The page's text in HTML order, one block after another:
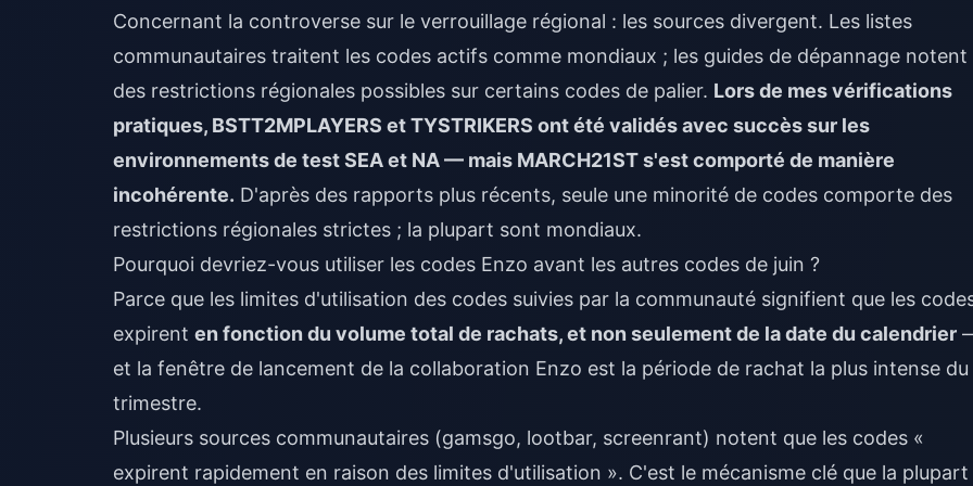
Concernant la controverse sur le verrouillage régional : les sources divergent. Les listes
communautaires traitent les codes actifs comme mondiaux ; les guides de dépannage notent
des restrictions régionales possibles sur certains codes de palier. Lors de mes vérifications
pratiques, BSTT2MPLAYERS et TYSTRIKERS ont été validés avec succès sur les
environnements de test SEA et NA — mais MARCH21ST s'est comporté de manière
incohérente. D'après des rapports plus récents, seule une minorité de codes comporte des
restrictions régionales strictes ; la plupart sont mondiaux.
Pourquoi devriez-vous utiliser les codes Enzo avant les autres codes de juin ?
Parce que les limites d'utilisation des codes suivies par la communauté signifient que les
expirent en fonction du volume total de rachats, et non seulement de la date du calendrier
et la fenêtre de lancement de la collaboration Enzo est la période de rachat la plus intense du
trimestre.
Plusieurs sources communautaires (gamsgo, lootbar, screenrant) notent que les codes «
expirent rapidement en raison des limites d'utilisation ». C'est le mécanisme clé que la plupart